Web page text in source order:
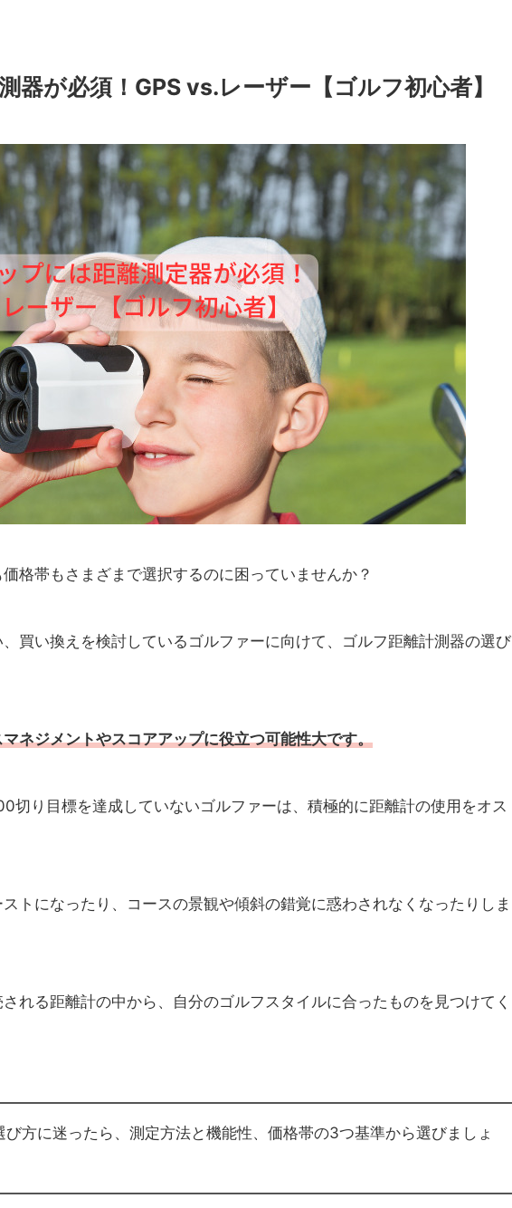
器が必須！GPS vs.レーザー【ゴルフ初心者】
格帯もさまざまで選択するのに困っていませんか？
買い換えを検討しているゴルファーに向けて、ゴルフ距離計測器の選び
ネジメントやスコアアップに役立つ可能性大です。
切り目標を達成していないゴルファーは、積極的に距離計の使用をオス
トになったり、コースの景観や傾斜の錯覚に惑わされなくなったりしま
れる距離計の中から、自分のゴルフスタイルに合ったものを見つけてく
び方に迷ったら、測定方法と機能性、価格帯の3つ基準から選びましょ